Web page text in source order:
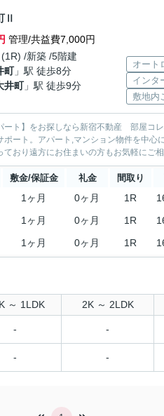
Ⅱ
管理/共益費7,000円
/新築 /5階建
町」駅 徒歩8分
井町」駅 徒歩9分
オート
インタ
敷地内
ト】をお探しなら新宿不動産 部屋コ
ト,マンション物件を中心に取り扱っています。
敷金/保証金 礼金 間取り
1ヶ月 0ヶ月 1R
1ヶ月 0ヶ月 1R
1ヶ月 0ヶ月 1R
～ 1LDK 2K ～ 2LDK
- -
- -